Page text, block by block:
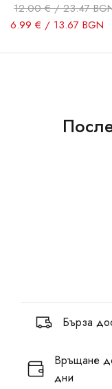
12.00 € / 23.47
6.99 € / 13.67 BGN
Бърза
Връщане
дни